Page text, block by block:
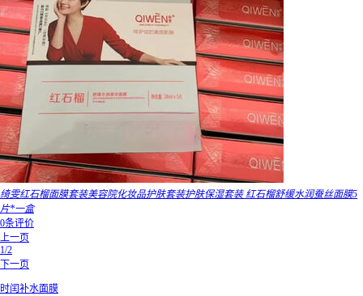
绮雯红石榴面膜套装美容院化妆品护肤套装护肤保湿套装 红石榴舒缓水润蚕丝面膜5
片*一盒
0条评价
上一页
1/2
下一页
时闰补水面膜